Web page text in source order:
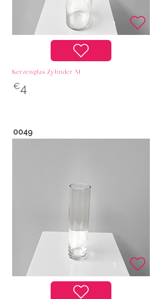
Kerzenglas Zylinder M
4
€
0049